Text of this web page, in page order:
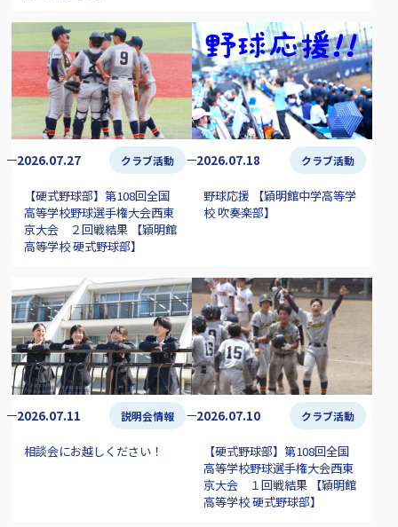
2026.07.27 クラブ活動
【硬式野球部】第108回全国
高等学校野球選手権大会西東
京大会 ２回戦結果 【穎明館
高等学校 硬式野球部】
2026.07.18 クラブ活動
野球応援 【穎明館中学高等学
校 吹奏楽部】
2026.07.11 説明会情報
相談会にお越しください！
2026.07.10 クラブ活動
【硬式野球部】第108回全国
高等学校野球選手権大会西東
京大会 １回戦結果 【穎明館
高等学校 硬式野球部】